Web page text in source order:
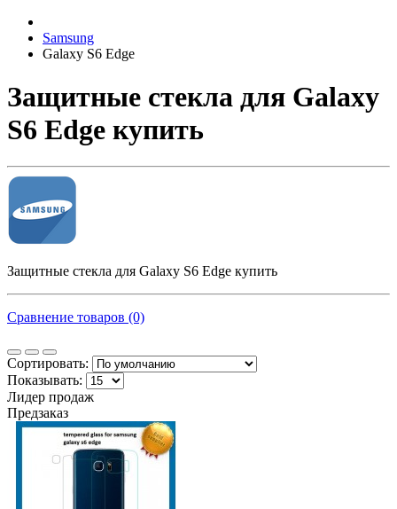
Samsung
Galaxy S6 Edge
Защитные стекла для Galaxy
S6 Edge купить
Защитные стекла для Galaxy S6 Edge купить
Сравнение товаров (0)
Сортировать:
Показывать:
Лидер продаж
Предзаказ